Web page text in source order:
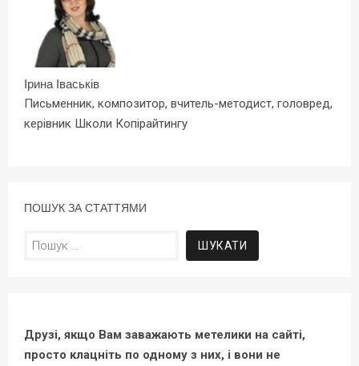
Ірина Іваськів
Письменник, композитор, вчитель-методист, головред,
керівник Школи Копірайтингу
ПОШУК ЗА СТАТТЯМИ
Пошук:
Друзі, якщо Вам заважають метелики на сайті,
просто клацніть по одному з них, і вони не